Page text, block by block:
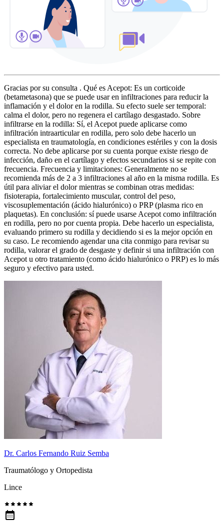
Gracias por su consulta . Qué es Acepot: Es un corticoide
(betametasona) que se puede usar en infiltraciones para reducir la
inflamación y el dolor en la rodilla. Su efecto suele ser temporal:
calma el dolor, pero no regenera el cartílago desgastado. Sobre
infiltrarse en la rodilla: Sí, el Acepot puede aplicarse como
infiltración intraarticular en rodilla, pero solo debe hacerlo un
especialista en traumatología, en condiciones estériles y con la dosis
correcta. No debe aplicarse por su cuenta porque existe riesgo de
infección, daño en el cartílago y efectos secundarios si se repite con
frecuencia. Frecuencia y limitaciones: Generalmente no se
recomienda más de 2 a 3 infiltraciones al año en la misma rodilla. Es
útil para aliviar el dolor mientras se combinan otras medidas:
fisioterapia, fortalecimiento muscular, control del peso,
viscosuplementación (ácido hialurónico) o PRP (plasma rico en
plaquetas). En conclusión: sí puede usarse Acepot como infiltración
en rodilla, pero no por cuenta propia. Debe hacerlo un especialista,
evaluando primero su rodilla y decidiendo si es la mejor opción en
su caso. Le recomiendo agendar una cita conmigo para revisar su
rodilla, valorar el grado de desgaste y definir si una infiltración con
Acepot u otro tratamiento (como ácido hialurónico o PRP) es lo más
seguro y efectivo para usted.
Dr. Carlos Fernando Ruiz Semba
Traumatólogo y Ortopedista
Lince